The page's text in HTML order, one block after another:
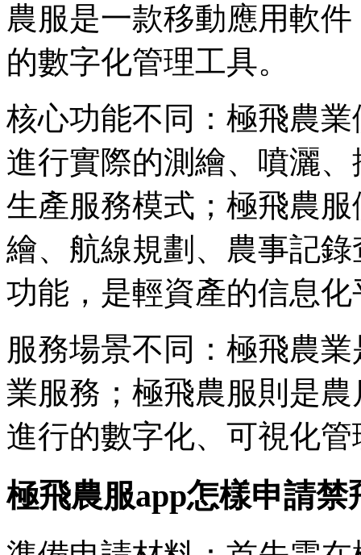
農服是一款移動應用軟
的數字化管理工具。
核心功能不同：極飛農
進行實際的測繪、噴灑
生產服務模式；極飛農
繪、航線規劃、農事記
功能，是輕資產的信息化
服務場景不同：極飛農
業服務；極飛農服則是
進行的數字化、可視化
極飛農服app怎樣申請禁